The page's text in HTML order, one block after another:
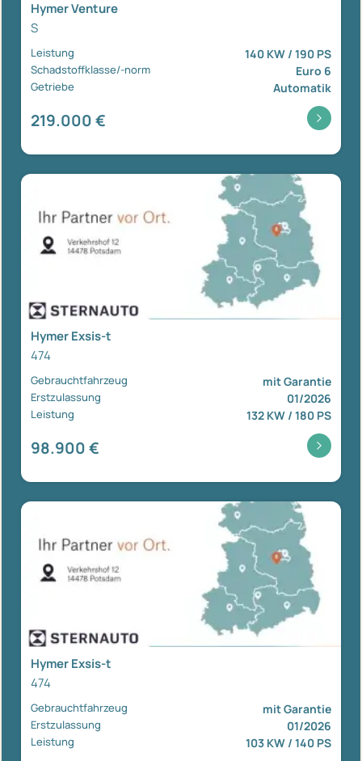
Hymer Venture
S
Leistung 140 KW / 190 PS
Schadstoffklasse/-norm Euro 6
Getriebe Automatik
219.000 €
Hymer Exsis-t
474
Gebrauchtfahrzeug mit Garantie
Erstzulassung 01/2026
Leistung 132 KW / 180 PS
98.900 €
Hymer Exsis-t
474
Gebrauchtfahrzeug mit Garantie
Erstzulassung 01/2026
Leistung 103 KW / 140 PS